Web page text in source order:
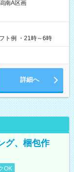
与は本採用時と同じ
南A区画
ト例 ・21時～6時
詳細へ
グ、梱包作
OK